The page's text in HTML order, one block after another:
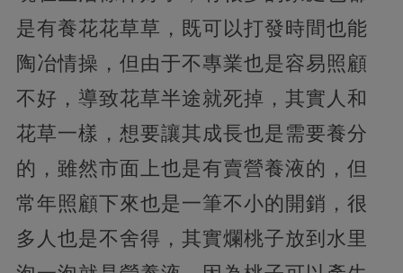
是有養花花草草，既可以打發時間也能
陶冶情操，但由于不專業也是容易照顧
不好，導致花草半途就死掉，其實人和
花草一樣，想要讓其成長也是需要養分
的，雖然市面上也是有賣營養液的，但
常年照顧下來也是一筆不小的開銷，很
多人也是不舍得，其實爛桃子放到水里